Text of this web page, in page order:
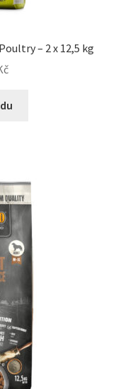
– 2 x 12,5 kg